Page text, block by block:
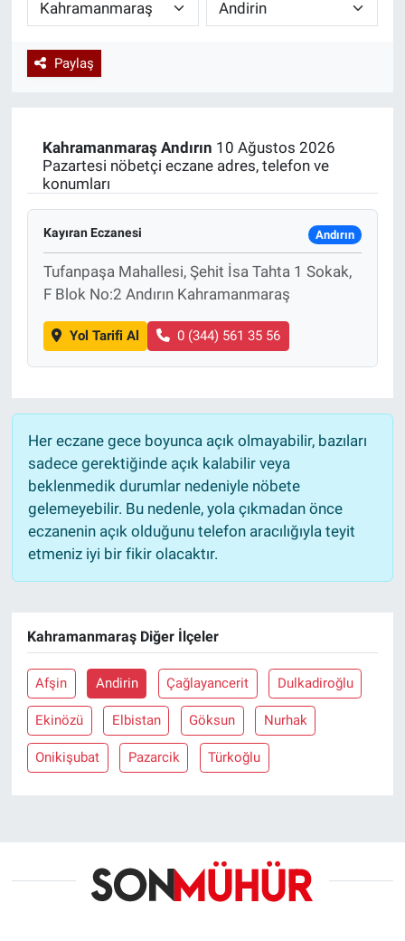
Paylaş
Kahramanmaraş Andırın 10 Ağustos 2026
Pazartesi nöbetçi eczane adres, telefon ve
konumları
Kayıran Eczanesi Andırın
Tufanpaşa Mahallesi, Şehit İsa Tahta 1 Sokak,
F Blok No:2 Andırın Kahramanmaraş
Yol Tarifi Al 0 (344) 561 35 56
Her eczane gece boyunca açık olmayabilir, bazıları
sadece gerektiğinde açık kalabilir veya
beklenmedik durumlar nedeniyle nöbete
gelemeyebilir. Bu nedenle, yola çıkmadan önce
eczanenin açık olduğunu telefon aracılığıyla teyit
etmeniz iyi bir fikir olacaktır.
Kahramanmaraş Diğer İlçeler
Afşin Andirin Çağlayancerit Dulkadiroğlu
Ekinözü Elbistan Göksun Nurhak
Onikişubat Pazarcik Türkoğlu